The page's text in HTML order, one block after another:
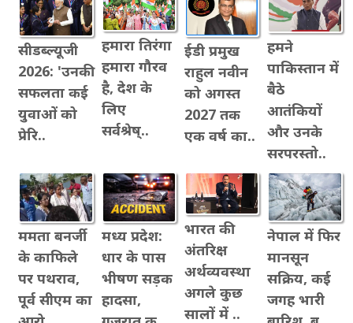
सीडब्ल्यूजी
2026: 'उनकी
सफलता कई
युवाओं को
प्रेरि..
हमारा तिरंगा
हमारा गौरव
है, देश के
लिए
सर्वश्रेष्..
ईडी प्रमुख
राहुल नवीन
को अगस्त
2027 तक
एक वर्ष का..
हमने
पाकिस्तान में
बैठे
आतंकियों
और उनके
सरपरस्तो..
ममता बनर्जी
के काफिले
पर पथराव,
पूर्व सीएम का
मध्य प्रदेश:
धार के पास
भीषण सड़क
हादसा,
भारत की
अंतरिक्ष
अर्थव्यवस्था
अगले कुछ
सालों में ..
नेपाल में फिर
मानसून
सक्रिय, कई
जगह भारी